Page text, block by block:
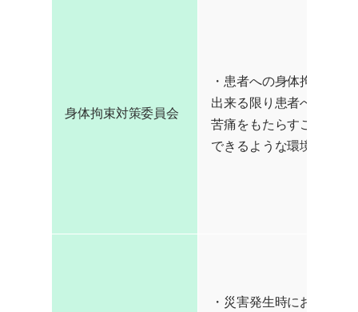
身体拘束対策委員会
・患者への身体拘束を最
出来る限り患者への身体
苦痛をもたらすことのな
できるような環境を提供
・災害発生時における避